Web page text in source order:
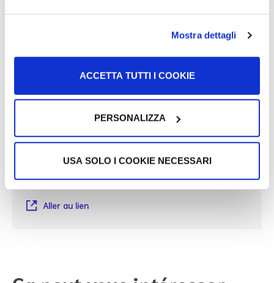
Mostra dettagli
ACCETTA TUTTI I COOKIE
PERSONALIZZA
USA SOLO I COOKIE NECESSARI
Liens utiles
Système de la Tessera Sanitaria
Aller au lien
Numéro Gratuit 800.030.070
Aller au lien